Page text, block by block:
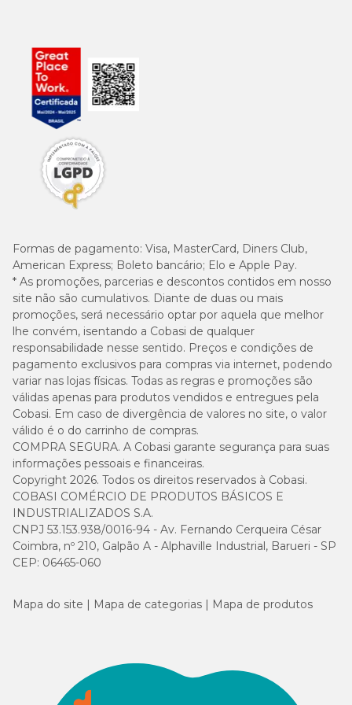
Formas de pagamento: Visa, MasterCard, Diners Club,
American Express; Boleto bancário; Elo e Apple Pay.
* As promoções, parcerias e descontos contidos em nosso
site não são cumulativos. Diante de duas ou mais
promoções, será necessário optar por aquela que melhor
lhe convém, isentando a Cobasi de qualquer
responsabilidade nesse sentido. Preços e condições de
pagamento exclusivos para compras via internet, podendo
variar nas lojas físicas. Todas as regras e promoções são
válidas apenas para produtos vendidos e entregues pela
Cobasi. Em caso de divergência de valores no site, o valor
válido é o do carrinho de compras.
COMPRA SEGURA. A Cobasi garante segurança para suas
informações pessoais e financeiras.
Copyright 2026. Todos os direitos reservados à Cobasi.
COBASI COMÉRCIO DE PRODUTOS BÁSICOS E
INDUSTRIALIZADOS S.A.
CNPJ 53.153.938/0016-94 - Av. Fernando Cerqueira César
Coimbra, nº 210, Galpão A - Alphaville Industrial, Barueri - SP
CEP: 06465-060
Mapa do site Mapa de categorias Mapa de produtos